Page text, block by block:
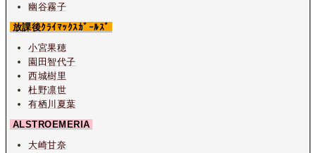
幽谷霧子
放課後ｸﾗｲﾏｯｸｽｶﾞｰﾙｽﾞ
小宮果穂
園田智代子
西城樹里
杜野凛世
有栖川夏葉
ALSTROEMERIA
大崎甘奈